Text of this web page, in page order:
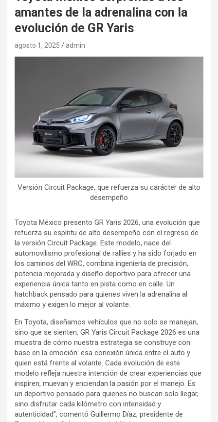
amantes de la adrenalina con la
evolución de GR Yaris
agosto 1, 2025 admin
Versión Circuit Package, que refuerza su carácter de alto
desempeño
Toyota México presento GR Yaris 2026, una evolución que
refuerza su espíritu de alto desempeño con el regreso de
la versión Circuit Package. Este modelo, nace del
automovilismo profesional de rallies y ha sido forjado en
los caminos del WRC, combina ingeniería de precisión,
potencia mejorada y diseño deportivo para ofrecer una
experiencia única tanto en pista como en calle. Un
hatchback pensado para quienes viven la adrenalina al
máximo y exigen lo mejor al volante.
En Toyota, diseñamos vehículos que no solo se manejan,
sino que se sienten. GR Yaris Circuit Package 2026 es una
muestra de cómo nuestra estrategia se construye con
base en la emoción: esa conexión única entre el auto y
quien está frente al volante. Cada evolución de este
modelo refleja nuestra intención de crear experiencias que
inspiren, muevan y enciendan la pasión por el manejo. Es
un deportivo pensado para quienes no buscan solo llegar,
sino disfrutar cada kilómetro con intensidad y
autenticidad”, comentó Guillermo Díaz, presidente de